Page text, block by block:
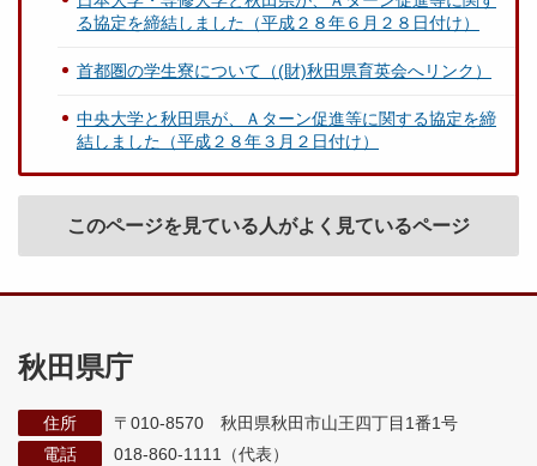
る協定を締結しました（平成２８年６月２８日付け）
首都圏の学生寮について（(財)秋田県育英会へリンク）
中央大学と秋田県が、Ａターン促進等に関する協定を締
結しました（平成２８年３月２日付け）
このページを見ている人がよく見ているページ
秋田県庁
住所
〒010-8570 秋田県秋田市山王四丁目1番1号
電話
018-860-1111（代表）